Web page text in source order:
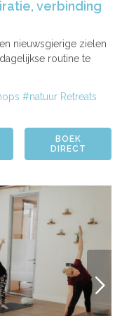
verbinding
nieuwsgierige zielen
routine te
natuur Retreats
BOEK
DIRECT